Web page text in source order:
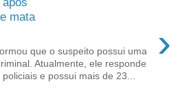
mata
›
que o suspeito possui uma
Atualmente, ele responde
e possui mais de 23...